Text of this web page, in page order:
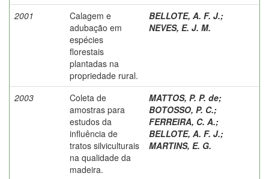
2001
Calagem e
adubação em
espécies
florestais
plantadas na
propriedade rural.
BELLOTE, A. F. J.;
NEVES, E. J. M.
2003
Coleta de
amostras para
estudos da
influência de
tratos silviculturais
na qualidade da
madeira.
MATTOS, P. P. de;
BOTOSSO, P. C.;
FERREIRA, C. A.;
BELLOTE, A. F. J.;
MARTINS, E. G.